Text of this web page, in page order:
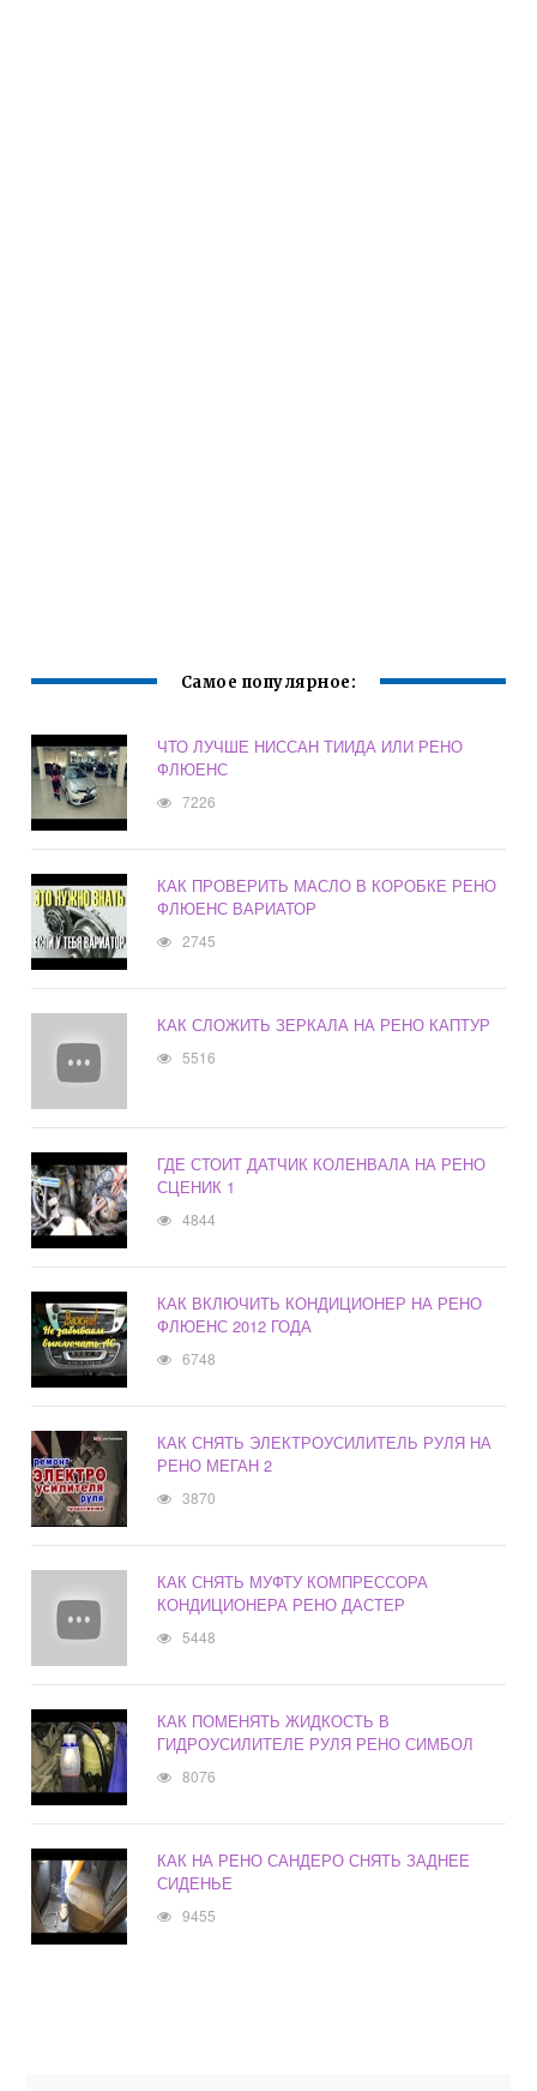
Самое популярное:
ЧТО ЛУЧШЕ НИССАН ТИИДА ИЛИ РЕНО
ФЛЮЕНС
7226
КАК ПРОВЕРИТЬ МАСЛО В КОРОБКЕ РЕНО
ФЛЮЕНС ВАРИАТОР
2745
КАК СЛОЖИТЬ ЗЕРКАЛА НА РЕНО КАПТУР
5516
ГДЕ СТОИТ ДАТЧИК КОЛЕНВАЛА НА РЕНО
СЦЕНИК 1
4844
КАК ВКЛЮЧИТЬ КОНДИЦИОНЕР НА РЕНО
ФЛЮЕНС 2012 ГОДА
6748
КАК СНЯТЬ ЭЛЕКТРОУСИЛИТЕЛЬ РУЛЯ НА
РЕНО МЕГАН 2
3870
КАК СНЯТЬ МУФТУ КОМПРЕССОРА
КОНДИЦИОНЕРА РЕНО ДАСТЕР
5448
КАК ПОМЕНЯТЬ ЖИДКОСТЬ В
ГИДРОУСИЛИТЕЛЕ РУЛЯ РЕНО СИМБОЛ
8076
КАК НА РЕНО САНДЕРО СНЯТЬ ЗАДНЕЕ
СИДЕНЬЕ
9455